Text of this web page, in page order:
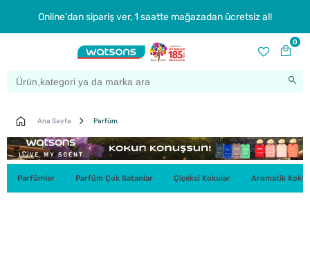
Online'dan sipariş ver, 1 saatte mağazadan ücretsiz al!
0
Ana Sayfa Parfüm
Parfümler Parfüm Çok Satanlar Çiçeksi Kokular Aromatik